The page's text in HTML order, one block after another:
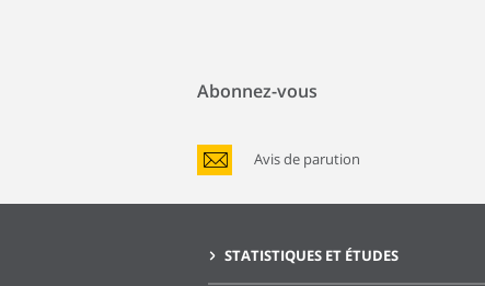
Abonnez-vous
Avis de parution
STATISTIQUES ET ÉTUDES